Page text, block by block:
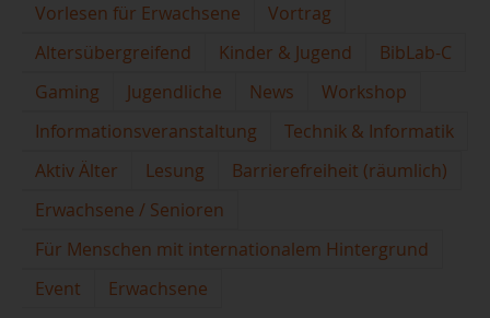
Vorlesen für Erwachsene
Vortrag
Altersübergreifend
Kinder & Jugend
BibLab-C
Gaming
Jugendliche News
Workshop
Informationsveranstaltung
Technik & Informatik
Aktiv Älter
Lesung
Barrierefreiheit (räumlich)
Erwachsene / Senioren
Für Menschen mit internationalem Hintergrund
Event
Erwachsene